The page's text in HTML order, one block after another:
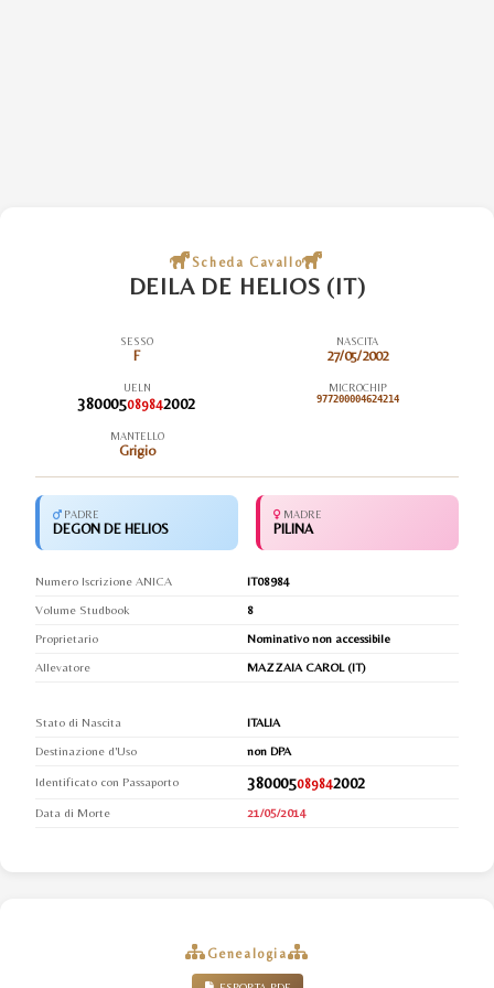
Scheda Cavallo
DEILA DE HELIOS (IT)
SESSO
F
NASCITA
27/05/2002
UELN
380005089842002
MICROCHIP
977200004624214
MANTELLO
Grigio
PADRE
DEGON DE HELIOS
MADRE
PILINA
Numero Iscrizione ANICA
IT08984
Volume Studbook
8
Proprietario
Nominativo non accessibile
Allevatore
MAZZAIA CAROL (IT)
Stato di Nascita
ITALIA
Destinazione d'Uso
non DPA
Identificato con Passaporto 380005089842002
Data di Morte 21/05/2014
Genealogia